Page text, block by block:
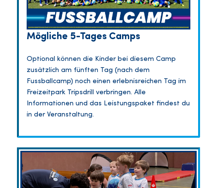
Mögliche 5-Tages Camps
Optional können die Kinder bei diesem Camp
zusätzlich am fünften Tag (nach dem
Fussballcamp) noch einen erlebnisreichen Tag im
Freizeitpark Tripsdrill verbringen. Alle
Informationen und das Leistungspaket findest du
in der Veranstaltung.